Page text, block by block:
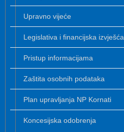
Upravno vijeće
Legislativa i financijska izvješća
Pristup informacijama
Zaštita osobnih podataka
Plan upravljanja NP Kornati
Koncesijska odobrenja